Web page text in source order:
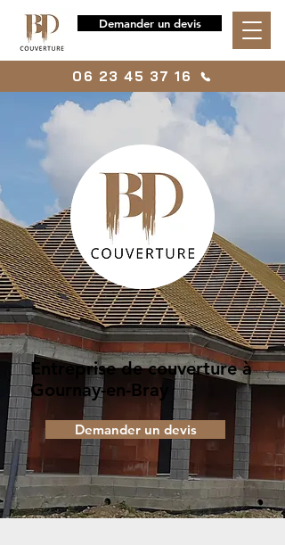
Demander un devis
06 23 45 37 16
Entreprise de couverture à
Gournay-en-Bray
Demander un devis